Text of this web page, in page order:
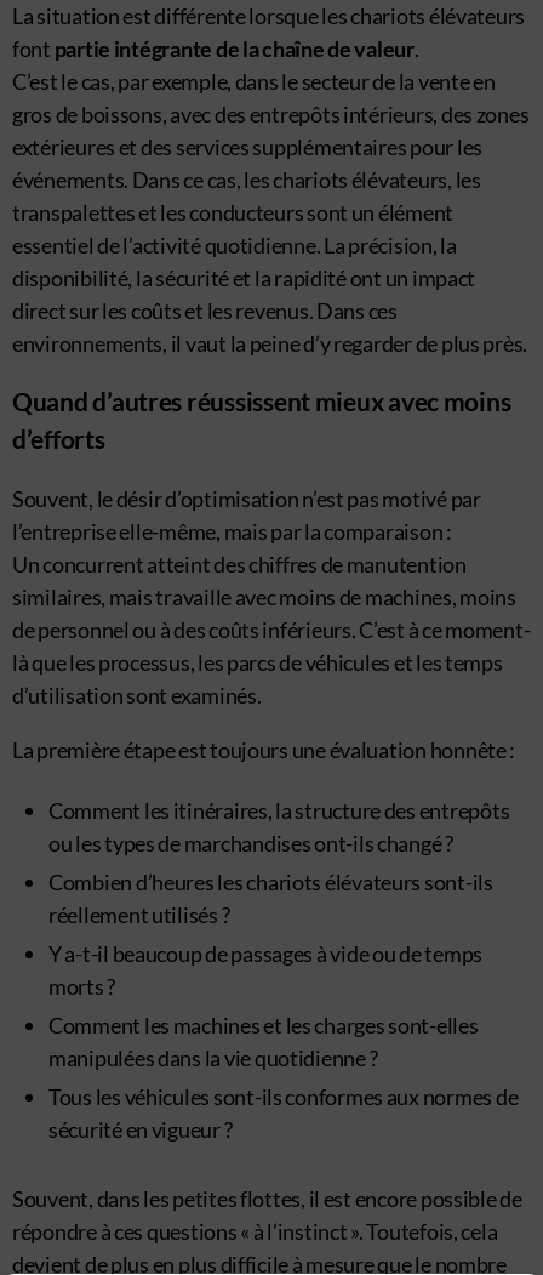
La situation est différente lorsque les chariots élévateurs
font partie intégrante de la chaîne de valeur.
C’est le cas, par exemple, dans le secteur de la vente en
gros de boissons, avec des entrepôts intérieurs, des zones
extérieures et des services supplémentaires pour les
événements. Dans ce cas, les chariots élévateurs, les
transpalettes et les conducteurs sont un élément
essentiel de l’activité quotidienne. La précision, la
disponibilité, la sécurité et la rapidité ont un impact
direct sur les coûts et les revenus. Dans ces
environnements, il vaut la peine d’y regarder de plus près.
Quand d’autres réussissent mieux avec moins
d’efforts
Souvent, le désir d’optimisation n’est pas motivé par
l’entreprise elle-même, mais par la comparaison :
Un concurrent atteint des chiffres de manutention
similaires, mais travaille avec moins de machines, moins
de personnel ou à des coûts inférieurs. C’est à ce moment-
là que les processus, les parcs de véhicules et les temps
d’utilisation sont examinés.
La première étape est toujours une évaluation honnête :
Comment les itinéraires, la structure des entrepôts
ou les types de marchandises ont-ils changé ?
Combien d’heures les chariots élévateurs sont-ils
réellement utilisés ?
Y a-t-il beaucoup de passages à vide ou de temps
morts ?
Comment les machines et les charges sont-elles
manipulées dans la vie quotidienne ?
Tous les véhicules sont-ils conformes aux normes de
sécurité en vigueur ?
Souvent, dans les petites flottes, il est encore possible de
répondre à ces questions « à l’instinct ». Toutefois, cela
devient de plus en plus difficile à mesure que le nombre